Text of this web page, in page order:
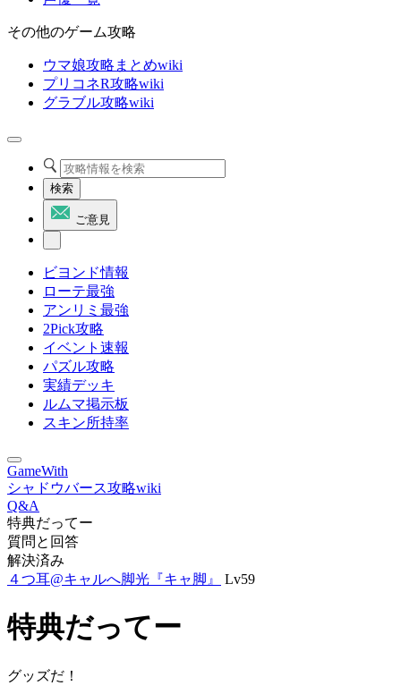
その他のゲーム攻略
ウマ娘攻略まとめwiki
プリコネR攻略wiki
グラブル攻略wiki
検索
ご意見
ビヨンド情報
ローテ最強
アンリミ最強
2Pick攻略
イベント速報
パズル攻略
実績デッキ
ルムマ掲示板
スキン所持率
GameWith
シャドウバース攻略wiki
Q&A
特典だってー
質問と回答
解決済み
４つ耳@キャルへ脚光『キャ脚』
Lv59
特典だってー
グッズだ！